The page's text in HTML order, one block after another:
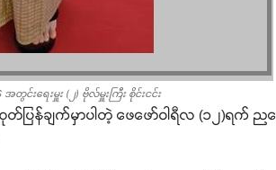
တွင်းရေးမှူး (၂) ဗိုလ်မှူးကြီး စိုင်းငင်း
ပြန်ချက်မှာပါတဲ့ ဖေဖော်ဝါရီလ (၁၂)ရက် ည